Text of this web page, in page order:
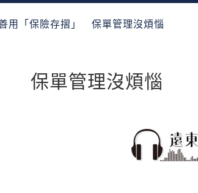
用「保險存摺」 保單管理沒煩惱
保單管理沒煩惱